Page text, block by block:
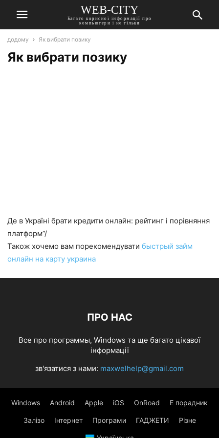
WEB-CITY
Багато корисної інформації про
компьютери і не тільки
додому Як вибрати позику
Як вибрати позику
Де в Україні брати кредити онлайн: рейтинг і порівняння
платформ”/
Також хочемо вам порекомендувати быстрый займ
онлайн на карту украина
ПРО НАС
Все про программы, Windows та ще багато цікавої
інформації
зв'язатися з нами: maxwelhelp@gmail.com
Windows Android Apple iOS OnRoad Е порадник
Залізо Інтернет Програми ГАДЖЕТИ Різне